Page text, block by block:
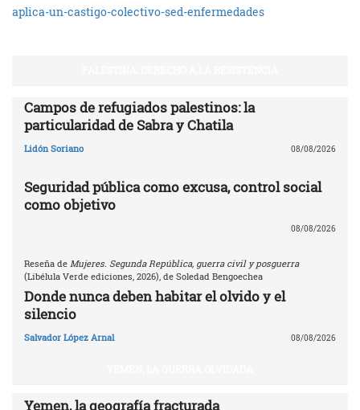
aplica-un-castigo-colectivo-sed-enfermedades
Campos de refugiados palestinos: la
particularidad de Sabra y Chatila
Lidón Soriano 08/08/2026
Seguridad pública como excusa, control social
como objetivo
08/08/2026
Reseña de Mujeres. Segunda República, guerra civil y posguerra
(Libélula Verde ediciones, 2026), de Soledad Bengoechea
Donde nunca deben habitar el olvido y el
silencio
Salvador López Arnal 08/08/2026
Yemen, la geografía fracturada